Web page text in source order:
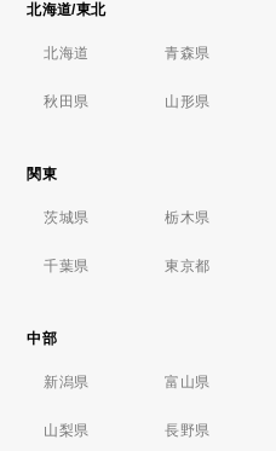
北海道/東北
北海道 青森県
秋田県 山形県
関東
茨城県 栃木県
千葉県 東京都
中部
新潟県 富山県
山梨県 長野県